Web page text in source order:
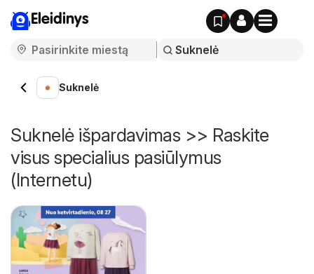
Eleidinys
Suknelė
Suknelė išpardavimas >> Raskite
visus specialius pasiūlymus
(Internetu)